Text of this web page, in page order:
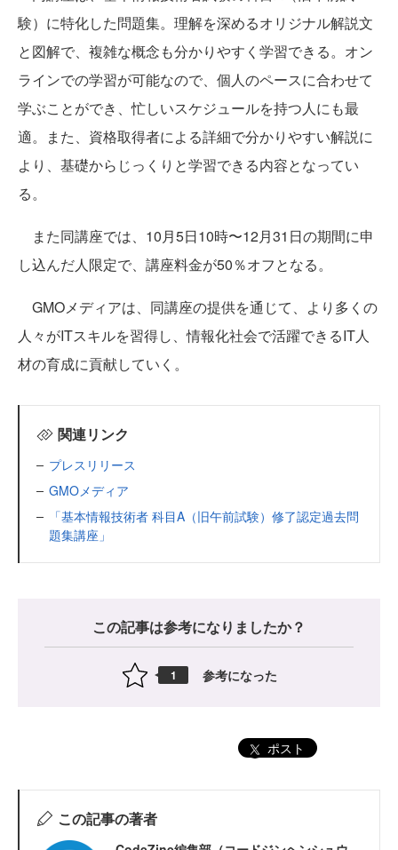
験）に特化した問題集。理解を深めるオリジナル解説文
と図解で、複雑な概念も分かりやすく学習できる。オン
ラインでの学習が可能なので、個人のペースに合わせて
学ぶことができ、忙しいスケジュールを持つ人にも最
適。また、資格取得者による詳細で分かりやすい解説に
より、基礎からじっくりと学習できる内容となってい
る。
また同講座では、10月5日10時〜12月31日の期間に申
し込んだ人限定で、講座料金が50％オフとなる。
GMOメディアは、同講座の提供を通じて、より多くの
人々がITスキルを習得し、情報化社会で活躍できるIT人
材の育成に貢献していく。
関連リンク
プレスリリース
GMOメディア
「基本情報技術者 科目A（旧午前試験）修了認定過去問
題集講座」
この記事は参考になりましたか？
1 参考になった
ポスト
この記事の著者